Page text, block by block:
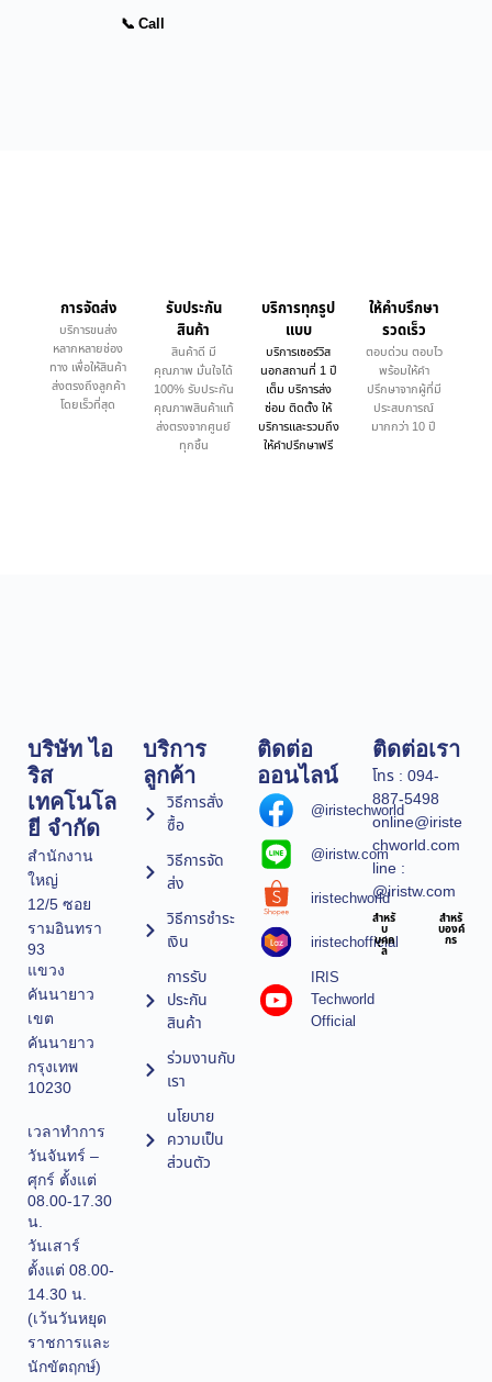
📞 Call
การจัดส่ง
บริการขนส่ง
หลากหลายช่อง
ทาง เพื่อให้สินค้า
ส่งตรงถึงลูกค้า
โดยเร็วที่สุด
รับประกัน
สินค้า
สินค้าดี มี
คุณภาพ มั่นใจได้
100% รับประกัน
คุณภาพสินค้าแท้
ส่งตรงจากศูนย์
ทุกชิ้น
บริการทุกรูป
แบบ
บริการเซอร์วิส
นอกสถานที่ 1 ปี
เต็ม บริการส่ง
ซ่อม ติดตั้ง ให้
บริการและรวมถึง
ให้คำปรึกษาฟรี
ให้คำบรึกษา
รวดเร็ว
ตอบด่วน ตอบไว
พร้อมให้คำ
ปรึกษาจากผู้ที่มี
ประสบการณ์
มากกว่า 10 ปี
บริษัท ไอ
ริส
เทคโนโล
ยี จำกัด
สำนักงาน
ใหญ่
12/5 ซอย
รามอินทรา
93
แขวง
คันนายาว
เขต
คันนายาว
กรุงเทพ
10230
เวลาทำการ
วันจันทร์ –
ศุกร์ ตั้งแต่
08.00-17.30
น.
วันเสาร์
ตั้งแต่ 08.00-
14.30 น.
(เว้นวันหยุด
ราชการและ
นักขัตฤกษ์)
บริการ
ลูกค้า
วิธีการสั่ง
ซื้อ
วิธีการจัด
ส่ง
วิธีการชำระ
เงิน
การรับ
ประกัน
สินค้า
ร่วมงานกับ
เรา
นโยบาย
ความเป็น
ส่วนตัว
ติดต่อ
ออนไลน์
@iristechworld
@iristw.com
iristechworld
iristechofficial
IRIS
Techworld
Official
ติดต่อเรา
โทร : 094-
887-5498
online@iriste
chworld.com
line :
@iristw.com
สำหรั
บ
บุคค
ล
สำหรั
บองค์
กร